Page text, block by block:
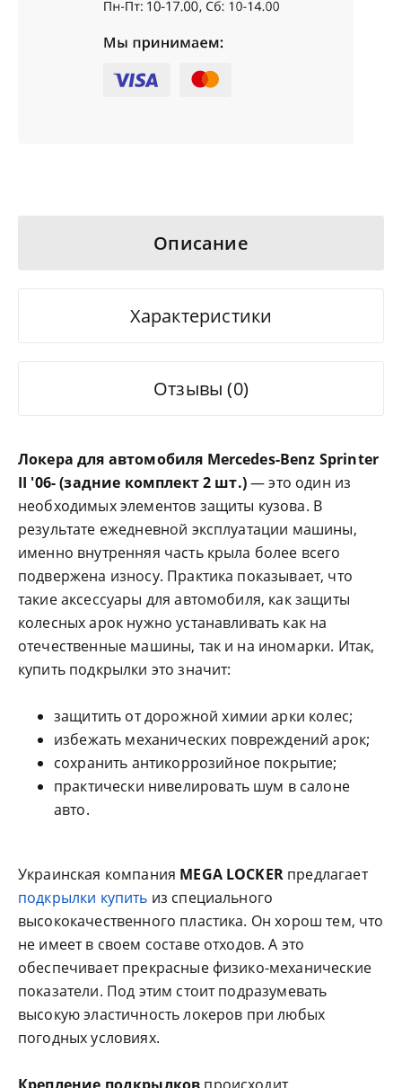
Описание
Характеристики
Отзывы (0)
Локера для автомобиля Mercedes-Benz Sprinter
II '06- (задние комплект 2 шт.)— это один из
необходимых элементов защиты кузова. В
результате ежедневной эксплуатации машины,
именно внутренняя часть крыла более всего
подвержена износу. Практика показывает, что
такие аксессуары для автомобиля, как защиты
колесных арок нужно устанавливать как на
отечественные машины, так и на иномарки. Итак,
купить подкрылки это значит:
защитить от дорожной химии арки колес;
избежать механических повреждений арок;
сохранить антикоррозийное покрытие;
практически нивелировать шум в салоне
авто.
Украинская компания MEGA LOCKERпредлагает
подкрылки купить из специального
высококачественного пластика. Он хорош тем, что
не имеет в своем составе отходов. А это
обеспечивает прекрасные физико-механические
показатели. Под этим стоит подразумевать
высокую эластичность локеров при любых
погодных условиях.